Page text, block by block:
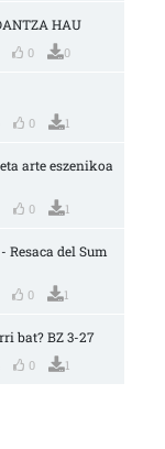
HAU
0 0
0 1
arte eszenikoa
0 1
Resaca del Sum
0 1
bat? BZ 3-27
0 1